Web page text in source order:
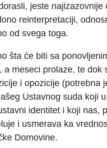
jeste
reinterpretaciji,
od svega toga.
šta će biti sa
a meseci prolaze, te
i opozicije (potrebna
Ustavnog suda koji
identitet i koji nas,
i usmerava ka
Domovine.